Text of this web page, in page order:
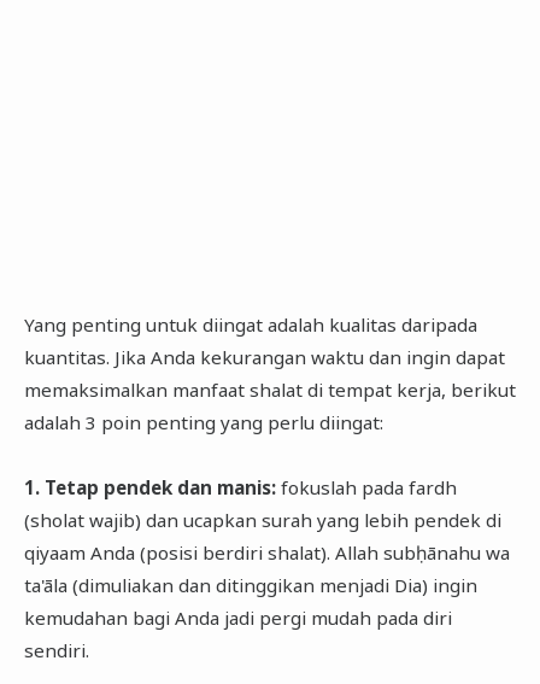
Yang penting untuk diingat adalah kualitas daripada
kuantitas. Jika Anda kekurangan waktu dan ingin dapat
memaksimalkan manfaat shalat di tempat kerja, berikut
adalah 3 poin penting yang perlu diingat:
1. Tetap pendek dan manis:fokuslah pada fardh
(sholat wajib) dan ucapkan surah yang lebih pendek di
qiyaam Anda (posisi berdiri shalat). Allah subḥānahu wa
ta'āla (dimuliakan dan ditinggikan menjadi Dia) ingin
kemudahan bagi Anda jadi pergi mudah pada diri
sendiri.